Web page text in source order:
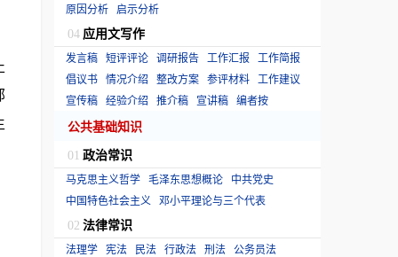
原因分析 启示分析
04 应用文写作
发言稿 短评评论 调研报告 工作汇报
工作简报
倡议书 情况介绍 整改方案 参评材料 工作建议
宣传稿 经验介绍 推介稿 宣讲稿 编者按
公共基础知识
01 政治常识
马克思主义哲学 毛泽东思想概论 中共党史
中国特色社会主义 邓小平理论与三个代表
02 法律常识
法理学 宪法 民法 行政法 刑法 公务员法